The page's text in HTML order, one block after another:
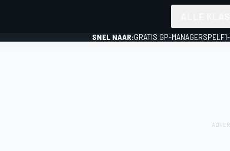
SNEL NAAR:GRATIS GP-MANAGERSPEL